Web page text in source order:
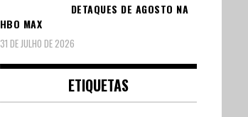
DETAQUES DE AGOSTO NA
HBO MAX
31 DE JULHO DE 2026
ETIQUETAS